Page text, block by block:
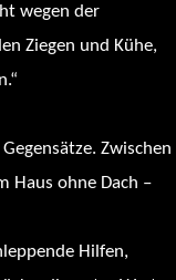
wegen der
Ziegen und Kühe,
Zwischen
Haus ohne Dach –
Hilfen,